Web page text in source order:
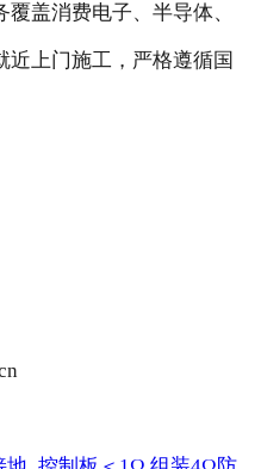
盖消费电子、半导体、
近上门施工，严格遵循国